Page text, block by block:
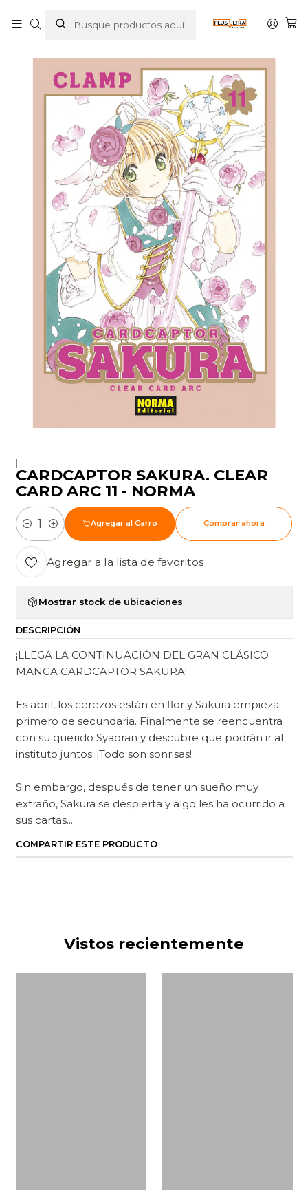
CARDCAPTOR SAKURA. CLEAR CARD ARC 11 - NORMA
|
CARDCAPTOR SAKURA. CLEAR
CARD ARC 11 - NORMA
Cantidad
Agregar al Carro Comprar ahora
Agregar a la lista de favoritos
Mostrar stock de ubicaciones
DESCRIPCIÓN
¡LLEGA LA CONTINUACIÓN DEL GRAN CLÁSICO
MANGA CARDCAPTOR SAKURA!
Es abril, los cerezos están en flor y Sakura empieza
primero de secundaria. Finalmente se reencuentra
con su querido Syaoran y descubre que podrán ir al
instituto juntos. ¡Todo son sonrisas!
Sin embargo, después de tener un sueño muy
extraño, Sakura se despierta y algo les ha ocurrido a
sus cartas...
COMPARTIR ESTE PRODUCTO
Vistos recientemente